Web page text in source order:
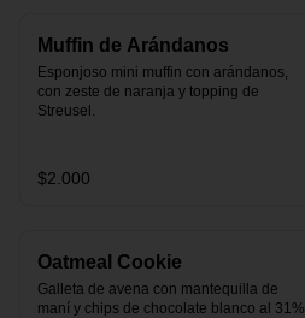
Muffin de Arándanos
Esponjoso mini muffin con arándanos,
con zeste de naranja y topping de
Streusel.
$2.000
Oatmeal Cookie
Galleta de avena con mantequilla de
maní y chips de chocolate blanco al 31%